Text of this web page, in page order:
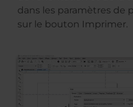
dans les paramètres de
sur le bouton Imprimer.